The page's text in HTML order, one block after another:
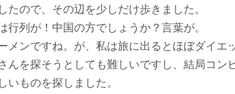
たので、その辺を少しだけ歩きました。
行列が！中国の方でしょうか？言葉が。
メンですね。が、私は旅に出るとほぼダイエ
んを探そうとしても難しいですし、結局コンビ
いものを探しました。